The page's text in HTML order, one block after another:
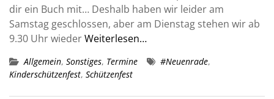
dir ein Buch mit… Deshalb haben wir leider am
Samstag geschlossen, aber am Dienstag stehen wir ab
9.30 Uhr wiederWeiterlesen…
Allgemein, Sonstiges, Termine #Neuenrade,
Kinderschützenfest, Schützenfest